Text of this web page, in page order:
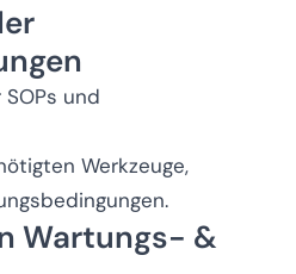
und
Werkzeuge,
Wartungs- &